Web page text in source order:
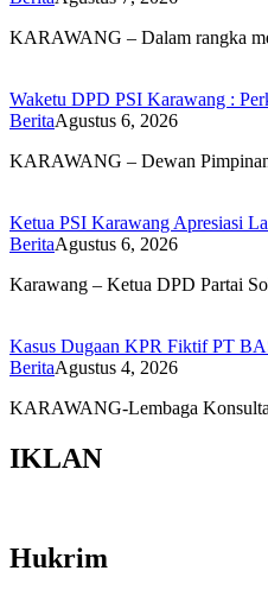
KARAWANG – Dalam rangka
Waketu DPD PSI Karawang :
BeritaAgustus 6, 2026
KARAWANG – Dewan
Ketua PSI Karawang Apresiasi
BeritaAgustus 6, 2026
Karawang – Ketua DPD Partai
Kasus Dugaan KPR Fiktif PT
BeritaAgustus 4, 2026
KARAWANG-Lembaga
IKLAN
Hukrim